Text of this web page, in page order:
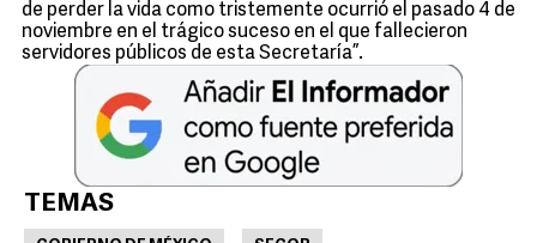
de perder la vida como tristemente ocurrió el pasado 4 de
noviembre en el trágico suceso en el que fallecieron
servidores públicos de esta Secretaría”.
TEMAS